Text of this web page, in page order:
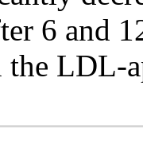
6 and
the LDL-